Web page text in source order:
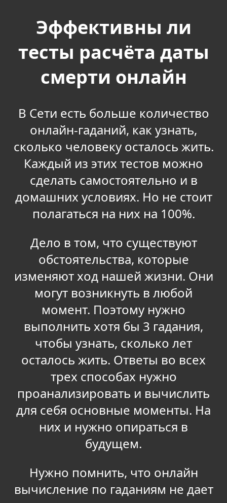
Эффективны ли
тесты расчёта даты
смерти онлайн
В Сети есть больше количество
онлайн-гаданий, как узнать,
сколько человеку осталось жить.
Каждый из этих тестов можно
сделать самостоятельно и в
домашних условиях. Но не стоит
полагаться на них на 100%.
Дело в том, что существуют
обстоятельства, которые
изменяют ход нашей жизни. Они
могут возникнуть в любой
момент. Поэтому нужно
выполнить хотя бы 3 гадания,
чтобы узнать, сколько лет
осталось жить. Ответы во всех
трех способах нужно
проанализировать и вычислить
для себя основные моменты. На
них и нужно опираться в
будущем.
Нужно помнить, что онлайн
вычисление по гаданиям не дает